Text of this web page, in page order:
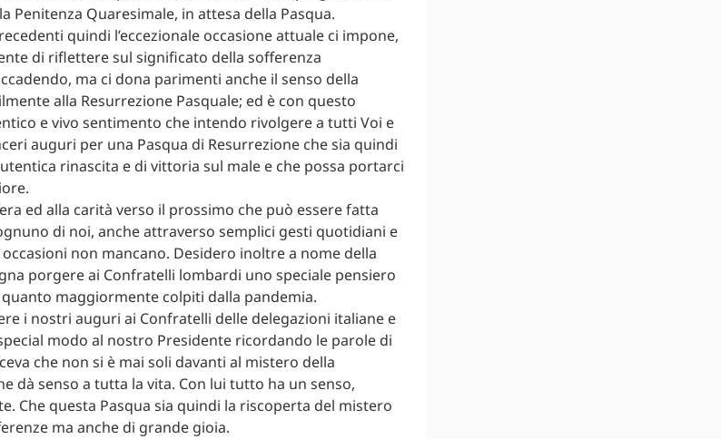
Penitenza Quaresimale, in attesa della Pasqua.
quindi l’eccezionale occasione attuale ci impone,
di riflettere sul significato della sofferenza
ma ci dona parimenti anche il senso della
alla Resurrezione Pasquale; ed è con questo
e vivo sentimento che intendo rivolgere a tutti Voi e
auguri per una Pasqua di Resurrezione che sia quindi
rinascita e di vittoria sul male e che possa portarci
ed alla carità verso il prossimo che può essere fatta
di noi, anche attraverso semplici gesti quotidiani e
non mancano. Desidero inoltre a nome della
porgere ai Confratelli lombardi uno speciale pensiero
maggiormente colpiti dalla pandemia.
i nostri auguri ai Confratelli delle delegazioni italiane e
modo al nostro Presidente ricordando le parole di
che non si è mai soli davanti al mistero della
dà senso a tutta la vita. Con lui tutto ha un senso,
Che questa Pasqua sia quindi la riscoperta del mistero
ma anche di grande gioia.